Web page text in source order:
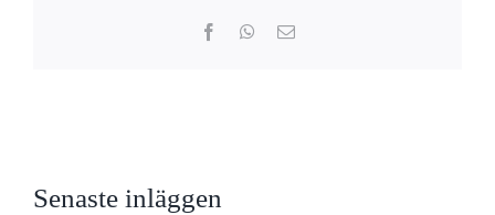
FacebookWhatsApp
E-
Senaste inläggen